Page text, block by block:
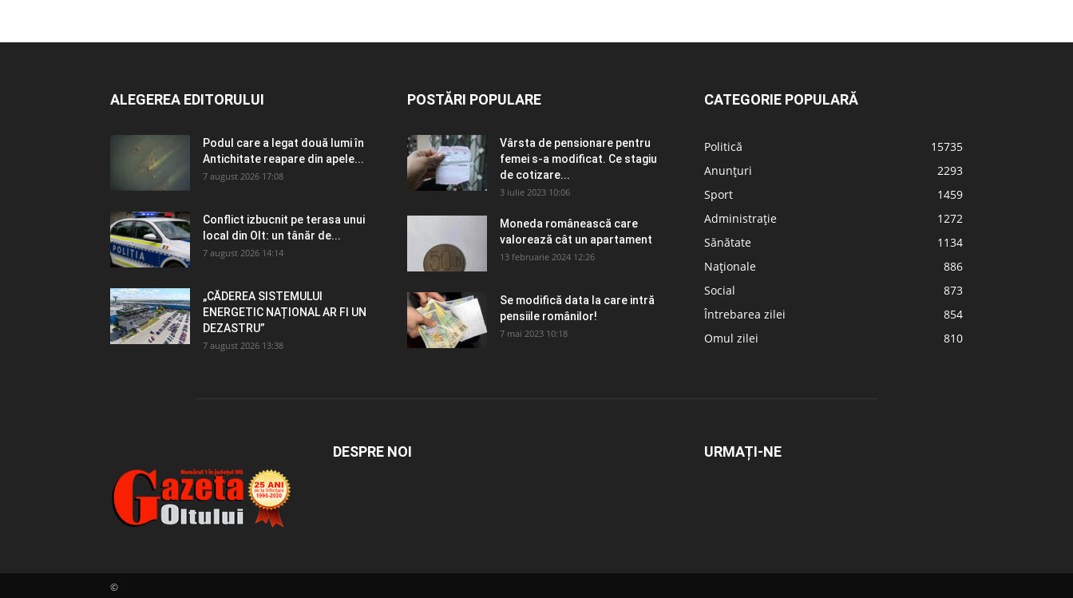
ALEGEREA EDITORULUI
Podul care a legat două lumi în
Antichitate reapare din apele...
7 august 2026 17:08
Conflict izbucnit pe terasa unui
local din Olt: un tânăr de...
7 august 2026 14:14
„CĂDEREA SISTEMULUI
ENERGETIC NAȚIONAL AR FI UN
DEZASTRU”
7 august 2026 13:38
POSTĂRI POPULARE
Vârsta de pensionare pentru
femei s-a modificat. Ce stagiu
de cotizare...
3 iulie 2023 10:06
Moneda românească care
valorează cât un apartament
13 februarie 2024 12:26
Se modifică data la care intră
pensiile românilor!
7 mai 2023 10:18
CATEGORIE POPULARĂ
Politică
15735
Anunțuri
2293
Sport
1459
Administrație
1272
Sănătate
1134
Naționale
886
Social
873
Întrebarea zilei
854
Omul zilei
810
DESPRE NOI URMAȚI-NE
©